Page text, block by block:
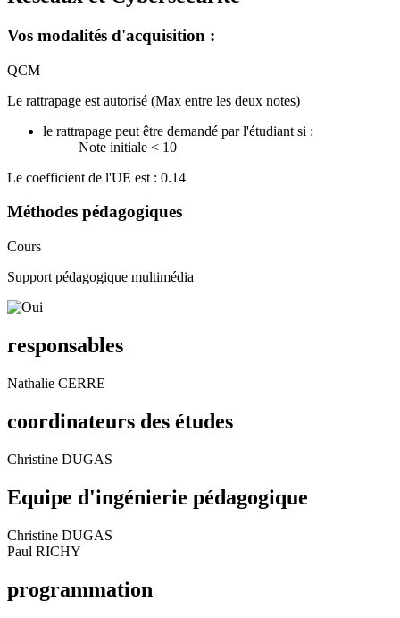
Vos modalités d'acquisition :
QCM
Le rattrapage est autorisé (Max entre les deux notes)
le rattrapage peut être demandé par l'étudiant si :
Note initiale < 10
Le coefficient de l'UE est : 0.14
Méthodes pédagogiques
Cours
Support pédagogique multimédia
responsables
Nathalie CERRE
coordinateurs des études
Christine DUGAS
Equipe d'ingénierie pédagogique
Christine DUGAS
Paul RICHY
programmation